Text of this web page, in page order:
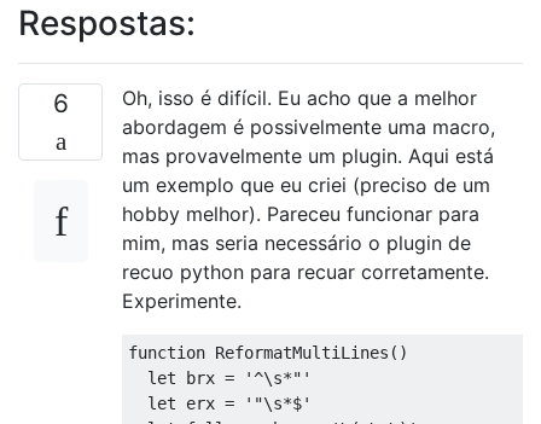
Respostas:
6
Oh, isso é difícil. Eu acho que a melhor
abordagem é possivelmente uma macro,
mas provavelmente um plugin. Aqui está
um exemplo que eu criei (preciso de um
hobby melhor). Pareceu funcionar para
mim, mas seria necessário o plugin de
recuo python para recuar corretamente.
Experimente.
function ReformatMultiLines()
  let brx = '^\s*"'
  let erx = '"\s*$'